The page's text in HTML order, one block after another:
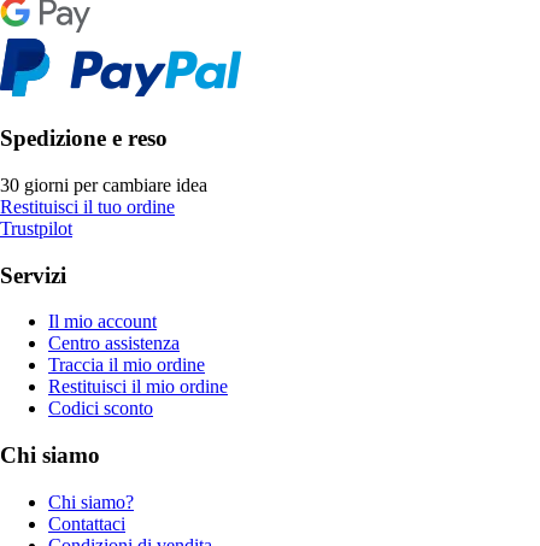
Spedizione e reso
30 giorni per cambiare idea
Restituisci il tuo ordine
Trustpilot
Servizi
Il mio account
Centro assistenza
Traccia il mio ordine
Restituisci il mio ordine
Codici sconto
Chi siamo
Chi siamo?
Contattaci